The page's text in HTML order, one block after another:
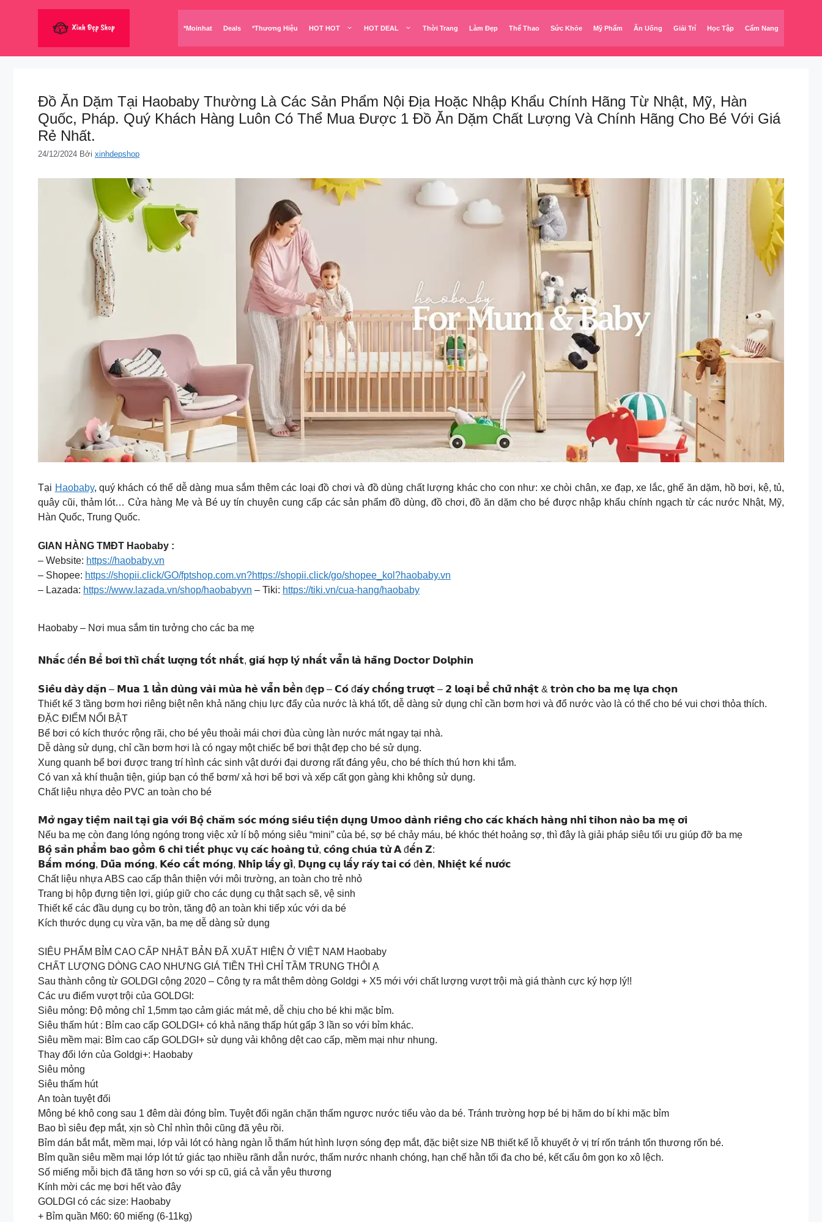
*Moinhat Deals *Thương Hiệu HOT HOT HOT DEAL Thời Trang Làm Đẹp Thể Thao Sức Khỏe Mỹ Phẩm Ăn Uống Giải Trí Học Tập Cẩm Nang
Đồ Ăn Dặm Tại Haobaby Thường Là Các Sản Phẩm Nội Địa Hoặc Nhập Khẩu Chính Hãng Từ Nhật, Mỹ, Hàn
Quốc, Pháp. Quý Khách Hàng Luôn Có Thể Mua Được 1 Đồ Ăn Dặm Chất Lượng Và Chính Hãng Cho Bé Với Giá
Rẻ Nhất.
24/12/2024 Bởi xinhdepshop
Tại Haobaby, quý khách có thể dễ dàng mua sắm thêm các loại đồ chơi và đồ dùng chất lượng khác cho con như: xe chòi chân, xe đạp, xe lắc, ghế ăn dặm, hồ bơi, kệ, tủ,
quây cũi, thảm lót… Cửa hàng Mẹ và Bé uy tín chuyên cung cấp các sản phẩm đồ dùng, đồ chơi, đồ ăn dặm cho bé được nhập khẩu chính ngạch từ các nước Nhật, Mỹ,
Hàn Quốc, Trung Quốc.
GIAN HÀNG TMĐT Haobaby :
– Website: https://haobaby.vn
– Shopee: https://shopii.click/GO/fptshop.com.vn?https://shopii.click/go/shopee_kol?haobaby.vn
– Lazada: https://www.lazada.vn/shop/haobabyvn – Tiki: https://tiki.vn/cua-hang/haobaby
Haobaby – Nơi mua sắm tin tưởng cho các ba mẹ
𝗡𝗵𝗮̆́𝗰 đ𝗲̂́𝗻 𝗕𝗲̂̉ 𝗯𝗼̛𝗶 𝘁𝗵𝗶̀ 𝗰𝗵𝗮̂́𝘁 𝗹𝘂̛𝗼̛̣𝗻𝗴 𝘁𝗼̂́𝘁 𝗻𝗵𝗮̂́𝘁, 𝗴𝗶𝗮́ 𝗵𝗼̛̣𝗽 𝗹𝘆́ 𝗻𝗵𝗮̂́𝘁 𝘃𝗮̂̃𝗻 𝗹𝗮̀ 𝗵𝗮̃𝗻𝗴 𝗗𝗼𝗰𝘁𝗼𝗿 𝗗𝗼𝗹𝗽𝗵𝗶𝗻
𝗦𝗶𝗲̂𝘂 𝗱𝗮̀𝘆 𝗱𝗮̣̆𝗻 – 𝗠𝘂𝗮 𝟭 𝗹𝗮̂̀𝗻 𝗱𝘂̀𝗻𝗴 𝘃𝗮̀𝗶 𝗺𝘂̀𝗮 𝗵𝗲̀ 𝘃𝗮̂̃𝗻 𝗯𝗲̂̀𝗻 đ𝗲̣𝗽 – 𝗖𝗼́ đ𝗮́𝘆 𝗰𝗵𝗼̂́𝗻𝗴 𝘁𝗿𝘂̛𝗼̛̣𝘁 – 𝟮 𝗹𝗼𝗮̣𝗶 𝗯𝗲̂̉ 𝗰𝗵𝘂̛̃ 𝗻𝗵𝗮̣̂𝘁 & 𝘁𝗿𝗼̀𝗻 𝗰𝗵𝗼 𝗯𝗮 𝗺𝗲̣ 𝗹𝘂̛̣𝗮 𝗰𝗵𝗼̣𝗻
Thiết kế 3 tầng bơm hơi riêng biệt nên khả năng chịu lực đẩy của nước là khá tốt, dễ dàng sử dụng chỉ cần bơm hơi và đổ nước vào là có thể cho bé vui chơi thỏa thích.
ĐẶC ĐIỂM NỔI BẬT
Bể bơi có kích thước rộng rãi, cho bé yêu thoải mái chơi đùa cùng làn nước mát ngay tại nhà.
Dễ dàng sử dụng, chỉ cần bơm hơi là có ngay một chiếc bể bơi thật đẹp cho bé sử dụng.
Xung quanh bể bơi được trang trí hình các sinh vật dưới đại dương rất đáng yêu, cho bé thích thú hơn khi tắm.
Có van xả khí thuận tiện, giúp bạn có thể bơm/ xả hơi bể bơi và xếp cất gọn gàng khi không sử dụng.
Chất liệu nhựa dẻo PVC an toàn cho bé
𝗠𝗼̛̉ 𝗻𝗴𝗮𝘆 𝘁𝗶𝗲̣̂𝗺 𝗻𝗮𝗶𝗹 𝘁𝗮̣𝗶 𝗴𝗶𝗮 𝘃𝗼̛́𝗶 𝗕𝗼̣̂ 𝗰𝗵𝗮̆𝗺 𝘀𝗼́𝗰 𝗺𝗼́𝗻𝗴 𝘀𝗶𝗲̂𝘂 𝘁𝗶𝗲̣̂𝗻 𝗱𝘂̣𝗻𝗴 𝗨𝗺𝗼𝗼 𝗱𝗮̀𝗻𝗵 𝗿𝗶𝗲̂𝗻𝗴 𝗰𝗵𝗼 𝗰𝗮́𝗰 𝗸𝗵𝗮́𝗰𝗵 𝗵𝗮̀𝗻𝗴 𝗻𝗵𝗶́ 𝘁𝗶𝗵𝗼𝗻 𝗻𝗮̀𝗼 𝗯𝗮 𝗺𝗲̣ 𝗼̛𝗶
Nếu ba mẹ còn đang lóng ngóng trong việc xử lí bộ móng siêu “mini” của bé, sợ bé chảy máu, bé khóc thét hoảng sợ, thì đây là giải pháp siêu tối ưu giúp đỡ ba mẹ
𝗕𝗼̣̂ 𝘀𝗮̉𝗻 𝗽𝗵𝗮̂̉𝗺 𝗯𝗮𝗼 𝗴𝗼̂̀𝗺 𝟲 𝗰𝗵𝗶 𝘁𝗶𝗲̂́𝘁 𝗽𝗵𝘂̣𝗰 𝘃𝘂̣ 𝗰𝗮́𝗰 𝗵𝗼𝗮̀𝗻𝗴 𝘁𝘂̛̉, 𝗰𝗼̂𝗻𝗴 𝗰𝗵𝘂́𝗮 𝘁𝘂̛̀ 𝗔 đ𝗲̂́𝗻 𝗭:
𝗕𝗮̂́𝗺 𝗺𝗼́𝗻𝗴, 𝗗𝘂̃𝗮 𝗺𝗼́𝗻𝗴, 𝗞𝗲́𝗼 𝗰𝗮̆́𝘁 𝗺𝗼́𝗻𝗴, 𝗡𝗵𝗶́𝗽 𝗹𝗮̂́𝘆 𝗴𝗶̉, 𝗗𝘂̣𝗻𝗴 𝗰𝘂̣ 𝗹𝗮̂́𝘆 𝗿𝗮́𝘆 𝘁𝗮𝗶 𝗰𝗼́ đ𝗲̀𝗻, 𝗡𝗵𝗶𝗲̣̂𝘁 𝗸𝗲̂́ 𝗻𝘂̛𝗼̛́𝗰
Chất liệu nhựa ABS cao cấp thân thiện với môi trường, an toàn cho trẻ nhỏ
Trang bị hộp đựng tiện lợi, giúp giữ cho các dụng cụ thật sạch sẽ, vệ sinh
Thiết kế các đầu dụng cụ bo tròn, tăng độ an toàn khi tiếp xúc với da bé
Kích thước dụng cụ vừa vặn, ba mẹ dễ dàng sử dụng
SIÊU PHẨM BỈM CAO CẤP NHẬT BẢN ĐÃ XUẤT HIỆN Ở VIỆT NAM Haobaby
CHẤT LƯỢNG DÒNG CAO NHƯNG GIÁ TIỀN THÌ CHỈ TẦM TRUNG THÔI Ạ
Sau thành công từ GOLDGI cộng 2020 – Công ty ra mắt thêm dòng Goldgi + X5 mới với chất lượng vượt trội mà giá thành cực ký hợp lý!!
Các ưu điểm vượt trội của GOLDGI:
Siêu mỏng: Độ mỏng chỉ 1,5mm tạo cảm giác mát mẻ, dễ chịu cho bé khi mặc bỉm.
Siêu thấm hút : Bỉm cao cấp GOLDGI+ có khả năng thấp hút gấp 3 lần so với bỉm khác.
Siêu mềm mại: Bỉm cao cấp GOLDGI+ sử dụng vải không dệt cao cấp, mềm mại như nhung.
Thay đổi lớn của Goldgi+: Haobaby
Siêu mỏng
Siêu thấm hút
An toàn tuyệt đối
Mông bé khô cong sau 1 đêm dài đóng bỉm. Tuyệt đối ngăn chặn thấm ngược nước tiểu vào da bé. Tránh trường hợp bé bị hăm do bí khi mặc bỉm
Bao bì siêu đẹp mắt, xịn sò Chỉ nhìn thôi cũng đã yêu rồi.
Bỉm dán bắt mắt, mềm mại, lớp vải lót có hàng ngàn lỗ thấm hút hình lượn sóng đẹp mắt, đặc biệt size NB thiết kế lỗ khuyết ở vị trí rốn tránh tổn thương rốn bé.
Bỉm quần siêu mềm mại lớp lót tứ giác tạo nhiều rãnh dẫn nước, thấm nước nhanh chóng, hạn chế hằn tối đa cho bé, kết cấu ôm gọn ko xô lệch.
Số miếng mỗi bịch đã tăng hơn so với sp cũ, giá cả vẫn yêu thương
Kính mời các mẹ bơi hết vào đây
GOLDGI có các size: Haobaby
+ Bỉm quần M60: 60 miếng (6-11kg)